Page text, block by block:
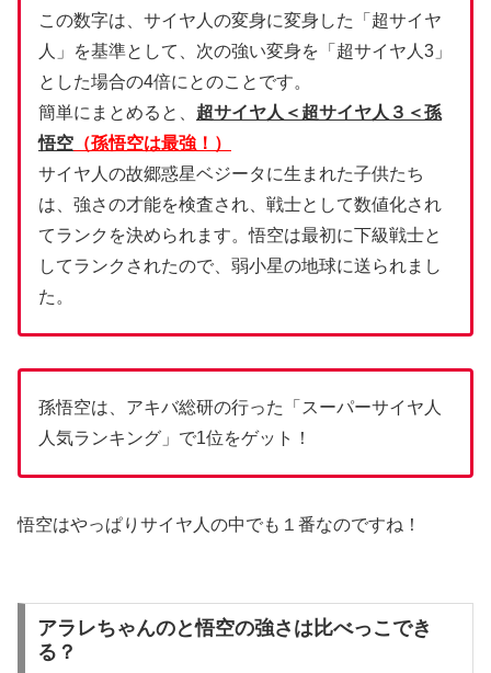
この数字は、サイヤ人の変身に変身した「超サイヤ
人」を基準として、次の強い変身を「超サイヤ人3」
とした場合の4倍にとのことです。
簡単にまとめると、 超サイヤ人＜超サイヤ人３＜孫
悟空 （孫悟空は最強！）
サイヤ人の故郷惑星ベジータに生まれた子供たち
は、強さの才能を検査され、戦士として数値化され
てランクを決められます。悟空は最初に下級戦士と
してランクされたので、弱小星の地球に送られまし
た。
孫悟空は、アキバ総研の行った「スーパーサイヤ人
人気ランキング」で1位をゲット！
悟空はやっぱりサイヤ人の中でも１番なのですね！
アラレちゃんのと悟空の強さは比べっこでき
る？